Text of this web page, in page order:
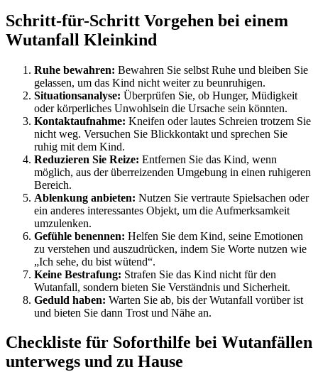
Schritt-für-Schritt Vorgehen bei einem
Wutanfall Kleinkind
Ruhe bewahren: Bewahren Sie selbst Ruhe und bleiben Sie
gelassen, um das Kind nicht weiter zu beunruhigen.
Situationsanalyse: Überprüfen Sie, ob Hunger, Müdigkeit
oder körperliches Unwohlsein die Ursache sein könnten.
Kontaktaufnahme: Kneifen oder lautes Schreien trotzem Sie
nicht weg. Versuchen Sie Blickkontakt und sprechen Sie
ruhig mit dem Kind.
Reduzieren Sie Reize: Entfernen Sie das Kind, wenn
möglich, aus der überreizenden Umgebung in einen ruhigeren
Bereich.
Ablenkung anbieten: Nutzen Sie vertraute Spielsachen oder
ein anderes interessantes Objekt, um die Aufmerksamkeit
umzulenken.
Gefühle benennen: Helfen Sie dem Kind, seine Emotionen
zu verstehen und auszudrücken, indem Sie Worte nutzen wie
„Ich sehe, du bist wütend“.
Keine Bestrafung: Strafen Sie das Kind nicht für den
Wutanfall, sondern bieten Sie Verständnis und Sicherheit.
Geduld haben: Warten Sie ab, bis der Wutanfall vorüber ist
und bieten Sie dann Trost und Nähe an.
Checkliste für Soforthilfe bei Wutanfällen
unterwegs und zu Hause